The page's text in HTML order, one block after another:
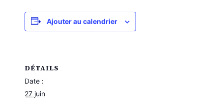
Ajouter au calendrier
DÉTAILS
Date :
27 juin